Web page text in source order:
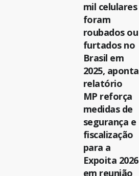
mil celulares
foram
roubados ou
furtados no
Brasil em
2025, aponta
relatório
MP reforça
medidas de
segurança e
fiscalização
para a
Expoita 2026
em reunião